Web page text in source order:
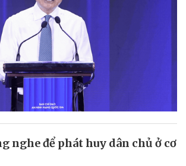
nghe để phát huy dân chủ ở cơ